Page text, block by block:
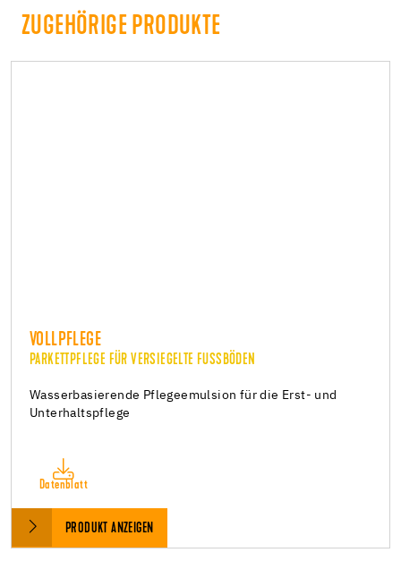
ZUGEHÖRIGE PRODUKTE
VOLLPFLEGE
PARKETTPFLEGE FÜR VERSIEGELTE FUSSBÖDEN
Wasserbasierende Pflegeemulsion für die Erst- und
Unterhaltspflege
Datenblatt
PRODUKT ANZEIGEN